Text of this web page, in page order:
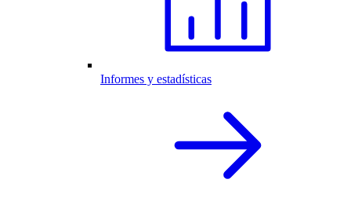
Informes y estadísticas